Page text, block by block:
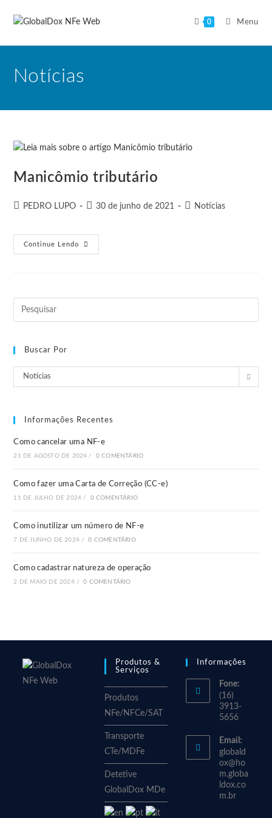
0 Menu
Notícias
Manicômio tributário
PEDRO LUPO 30 de junho de 2021 Notícias
Continue Lendo
Buscar Por
Notícias
Informações Recentes
Como cancelar uma NF-e
21 DE AGOSTO DE 2024 / 0 COMENTÁRIO
Como fazer uma Carta de Correção (CC-e)
11 DE JULHO DE 2024 / 0 COMENTÁRIO
Como inutilizar um número de NF-e
7 DE JUNHO DE 2024 / 0 COMENTÁRIO
Como cadastrar natureza de operação
2 DE MAIO DE 2024 / 0 COMENTÁRIO
Produtos &
Serviços
Produtos
NFe/NFCe/SAT
Transporte
CTe/MDFe
Detetive
GlobalDox MDe
Informações
Fone:
(16)
3913-
5656
Email:
globald
ox@ho
m.globa
ldox.co
m.br